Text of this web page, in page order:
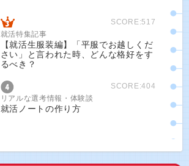
SCORE:517
就活特集記事
【就活生服装編】「平服でお越しくだ
さい」と言われた時、どんな格好をす
るべき？
SCORE:404
リアルな選考情報・体験談
就活ノートの作り方